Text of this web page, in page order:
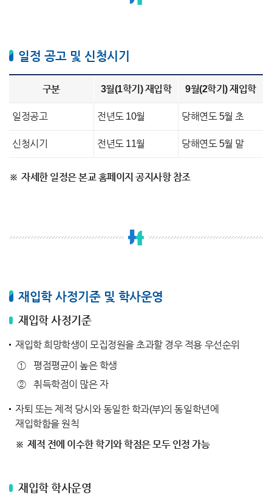
일정 공고 및 신청시기
구분 3월(1학기) 재입학 9월(2학기) 재입학
일정공고 전년도 10월 당해연도 5월 초
신청시기 전년도 11월 당해연도 5월 말
자세한 일정은 본교 홈페이지 공지사항 참조
재입학 사정기준 및 학사운영
재입학 사정기준
재입학 희망학생이 모집정원을 초과할 경우 적용 우선순위
평점평균이 높은 학생
취득학점이 많은 자
자퇴 또는 제적 당시와 동일한 학과(부)의 동일학년에
재입학함을 원칙
제적 전에 이수한 학기와 학점은 모두 인정 가능
재입학 학사운영